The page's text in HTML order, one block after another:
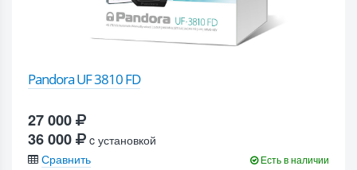
Pandora UF 3810 FD
27 000
36 000
c установкой
Сравнить
Есть в наличии